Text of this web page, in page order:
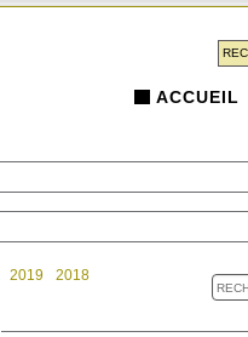
ACCUEIL
2019
2018